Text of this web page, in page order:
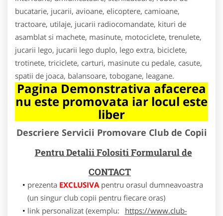
bucatarie, jucarii, avioane, elicoptere, camioane,
tractoare, utilaje, jucarii radiocomandate, kituri de
asamblat si machete, masinute, motociclete, trenulete,
jucarii lego, jucarii lego duplo, lego extra, biciclete,
trotinete, triciclete, carturi, masinute cu pedale, casute,
spatii de joaca, balansoare, tobogane, leagane.
Pagina Demonstrativa afacerea
nu este promovata iar locul este
liber
Descriere Servicii Promovare Club de Copii
Pentru Detalii Folositi Formularul de
CONTACT
prezenta EXCLUSIVApentru orasul dumneavoastra
(un singur club copii pentru fiecare oras)
link personalizat (exemplu:
https://www.club-